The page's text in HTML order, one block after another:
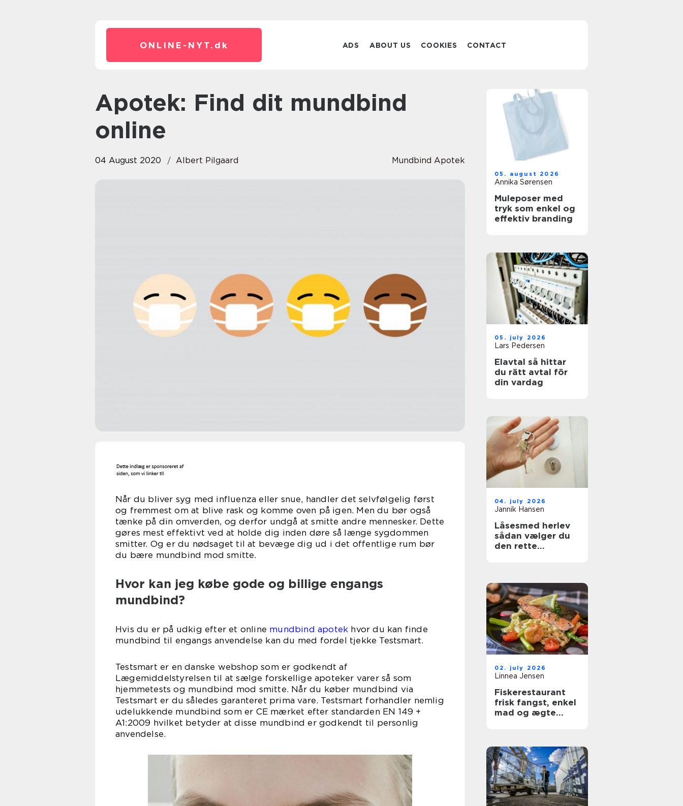
ONLINE-NYT. dk ADS ABOUT US COOKIES CONTACT
Apotek: Find dit mundbind
online
04 August 2020 Albert Pilgaard Mundbind Apotek
Når du bliver syg med influenza eller snue, handler det selvfølgelig først
og fremmest om at blive rask og komme oven på igen. Men du bør også
tænke på din omverden, og derfor undgå at smitte andre mennesker. Dette
gøres mest effektivt ved at holde dig inden døre så længe sygdommen
smitter. Og er du nødsaget til at bevæge dig ud i det offentlige rum bør
du bære mundbind mod smitte.
Hvor kan jeg købe gode og billige engangs
mundbind?
Hvis du er på udkig efter et online mundbind apotek hvor du kan finde
mundbind til engangs anvendelse kan du med fordel tjekke Testsmart.
Testsmart er en danske webshop som er godkendt af
Lægemiddelstyrelsen til at sælge forskellige apoteker varer så som
hjemmetests og mundbind mod smitte. Når du køber mundbind via
Testsmart er du således garanteret prima vare. Testsmart forhandler nemlig
udelukkende mundbind som er CE mærket efter standarden EN 149 +
A1:2009 hvilket betyder at disse mundbind er godkendt til personlig
anvendelse.
05. august 2026
Annika Sørensen
Muleposer med
tryk som enkel og
effektiv branding
05. july 2026
Lars Pedersen
Elavtal så hittar
du rätt avtal för
din vardag
04. july 2026
Jannik Hansen
Låsesmed herlev
sådan vælger du
den rette
02. july 2026
Linnea Jensen
Fiskerestaurant
frisk fangst, enkel
mad og ægte